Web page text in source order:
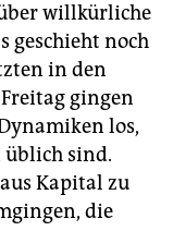
willkürliche
geschieht noch
in den
gingen
los,
üblich sind.
Kapital zu
die